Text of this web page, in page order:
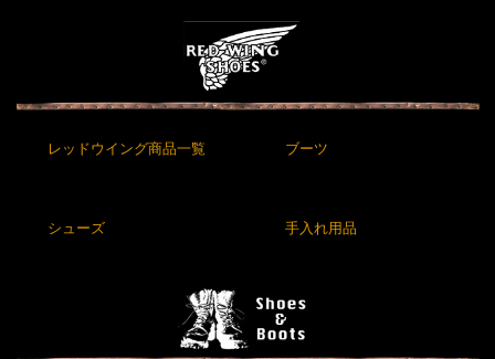
レッドウイング商品一覧 ブーツ
シューズ 手入れ用品